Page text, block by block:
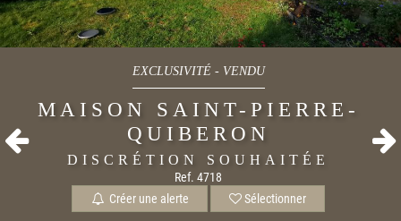
EXCLUSIVITÉ- VENDU
MAISON SAINT-PIERRE-
QUIBERON
DISCRÉTION SOUHAITÉE
Ref. 4718
Créer une alerte Sélectionner